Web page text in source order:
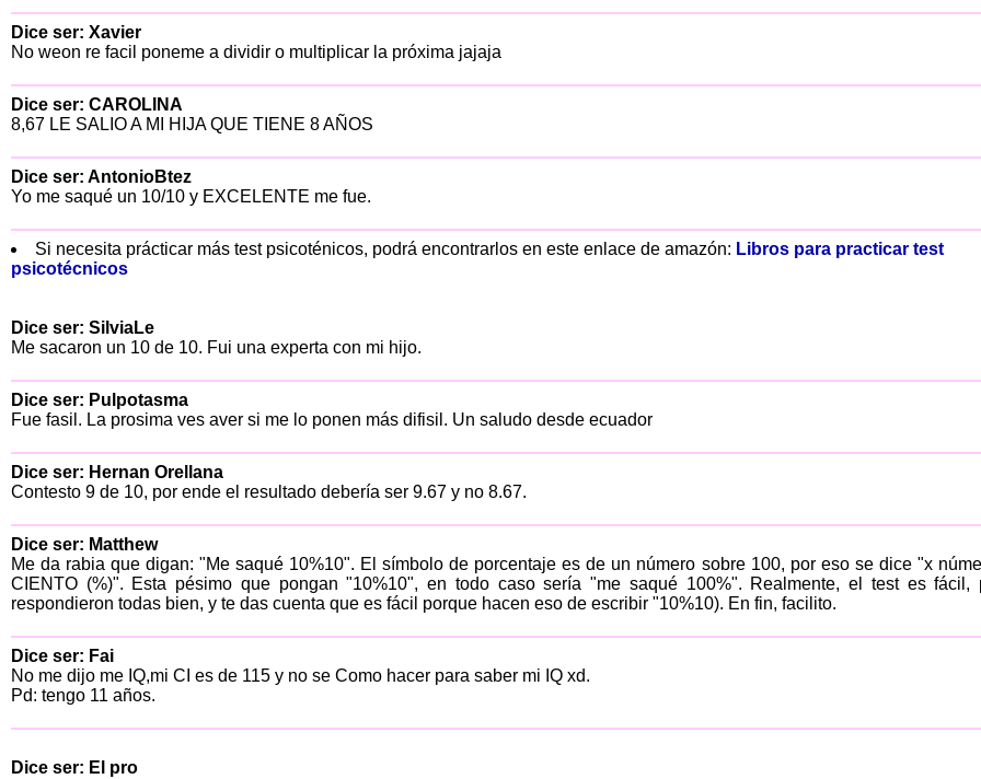
Dice ser: Xavier
No weon re facil poneme a dividir o multiplicar la próxima jajaja
Dice ser: CAROLINA
8,67 LE SALIO A MI HIJA QUE TIENE 8 AÑOS
Dice ser: AntonioBtez
Yo me saqué un 10/10 y EXCELENTE me fue.
Si necesita prácticar más test psicoténicos, podrá encontrarlos en este enlace de amazón: Libros para practicar test
psicotécnicos
Dice ser: SilviaLe
Me sacaron un 10 de 10. Fui una experta con mi hijo.
Dice ser: Pulpotasma
Fue fasil. La prosima ves aver si me lo ponen más difisil. Un saludo desde ecuador
Dice ser: Hernan Orellana
Contesto 9 de 10, por ende el resultado debería ser 9.67 y no 8.67.
Dice ser: Matthew
Me da rabia que digan: "Me saqué 10%10". El símbolo de porcentaje es de un número sobre 100, por eso se dice "x
CIENTO (%)". Esta pésimo que pongan "10%10", en todo caso sería "me saqué 100%". Realmente, el test es fácil,
respondieron todas bien, y te das cuenta que es fácil porque hacen eso de escribir "10%10). En fin, facilito.
Dice ser: Fai
No me dijo me IQ,mi CI es de 115 y no se Como hacer para saber mi IQ xd.
Pd: tengo 11 años.
Dice ser: El pro